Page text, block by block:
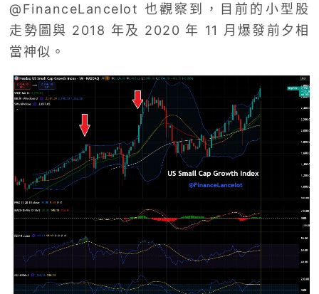
@FinanceLancelot 也觀察到，目前的小型股
走勢圖與 2018 年及 2020 年 11 月爆發前夕相
當神似。